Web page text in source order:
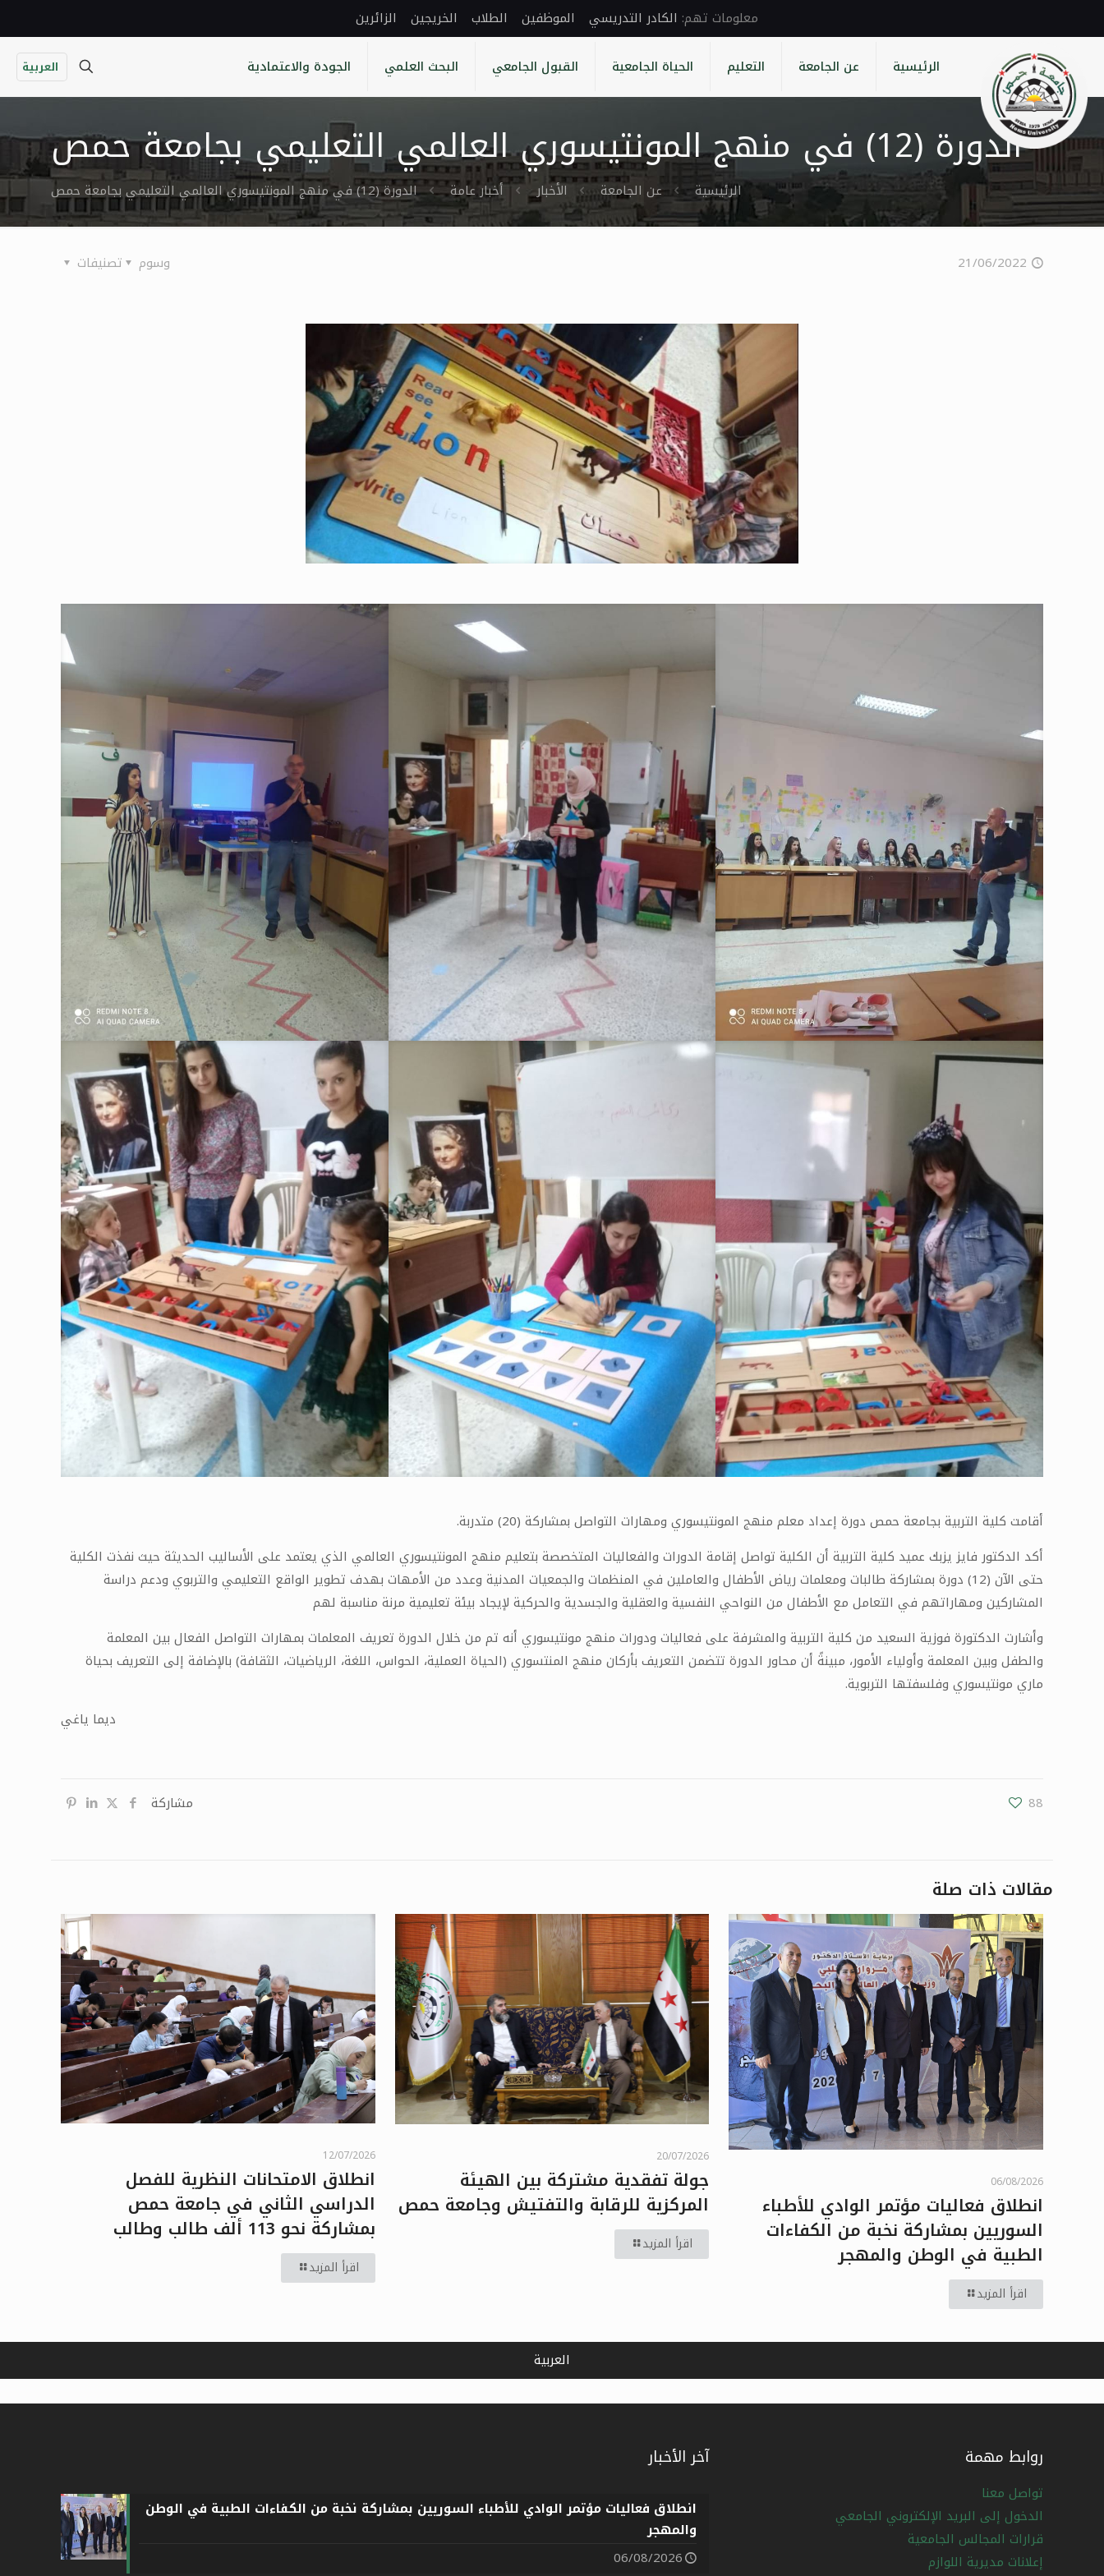
الكادر التدريسي الموظفين الطلاب الخريجين الزائرين
الرئيسية عن الجامعة التعليم الحياة الجامعية القبول الجامعي البحث العلمي الجودة والاعتمادية العربية
الدورة (12) في منهج المونتيسوري العالمي التعليمي بجامعة حمص
الرئيسية عن الجامعة الأخبار أخبار عامة الدورة (12) في منهج المونتيسوري العالمي التعليمي بجامعة حمص
21/06/2022 تصنيفات وسوم
أقامت كلية التربية بجامعة حمص دورة إعداد معلم منهج المونتيسوري ومهارات التواصل بمشاركة (20) متدربة.
أكد الدكتور فايز يزبك عميد كلية التربية أن الكلية تواصل إقامة الدورات والفعاليات المتخصصة بتعليم منهج المونتيسوري العالمي الذي يعتمد على الأساليب الحديثة حيث نفذت الكلية
حتى الآن (12) دورة بمشاركة طالبات ومعلمات رياض الأطفال والعاملين في المنظمات والجمعيات المدنية وعدد من الأمهات بهدف تطوير الواقع التعليمي والتربوي ودعم دراسة
المشاركين ومهاراتهم في التعامل مع الأطفال من النواحي النفسية والعقلية والجسدية والحركية لإيجاد بيئة تعليمية مرنة مناسبة لهم
وأشارت الدكتورة فوزية السعيد من كلية التربية والمشرفة على فعاليات ودورات منهج مونتيسوري أنه تم من خلال الدورة تعريف المعلمات بمهارات التواصل الفعال بين المعلمة
والطفل وبين المعلمة وأولياء الأمور، مبينةً أن محاور الدورة تتضمن التعريف بأركان منهج المنتسوري (الحياة العملية، الحواس، اللغة، الرياضيات، الثقافة) بالإضافة إلى التعريف بحياة
ماري مونتيسوري وفلسفتها التربوية.
ديما ياغي
مشاركة 88
مقالات ذات صلة
06/08/2026
انطلاق فعاليات مؤتمر الوادي للأطباء
السوريين بمشاركة نخبة من الكفاءات
الطبية في الوطن والمهجر
اقرأ المزيد
20/07/2026
جولة تفقدية مشتركة بين الهيئة
المركزية للرقابة والتفتيش وجامعة حمص
اقرأ المزيد
12/07/2026
انطلاق الامتحانات النظرية للفصل
الدراسي الثاني في جامعة حمص
بمشاركة نحو 113 ألف طالب وطالب
اقرأ المزيد
روابط مهمة
تواصل معنا
الدخول إلى البريد الإلكتروني الجامعي
قرارات المجالس الجامعية
إعلانات مديرية اللوازم
آخر الأخبار
انطلاق فعاليات مؤتمر الوادي للأطباء السوريين بمشاركة نخبة من الكفاءات الطبية في الوطن
والمهجر
06/08/2026
العربية